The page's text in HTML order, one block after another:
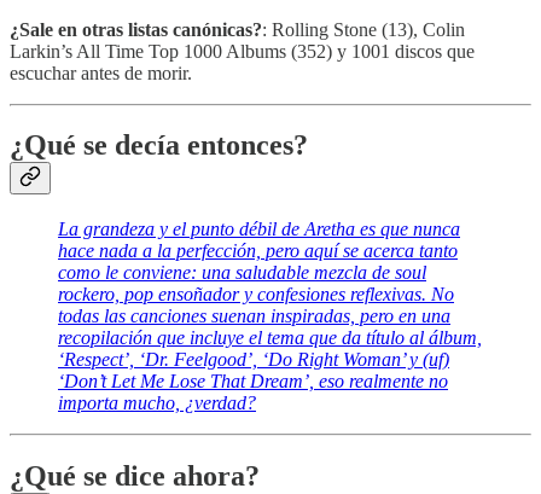
¿Sale en otras listas canónicas?: Rolling Stone (13), Colin
Larkin’s All Time Top 1000 Albums (352) y 1001 discos que
escuchar antes de morir.
¿Qué se decía entonces?
La grandeza y el punto débil de Aretha es que nunca
hace nada a la perfección, pero aquí se acerca tanto
como le conviene: una saludable mezcla de soul
rockero, pop ensoñador y confesiones reflexivas. No
todas las canciones suenan inspiradas, pero en una
recopilación que incluye el tema que da título al álbum,
‘Respect’, ‘Dr. Feelgood’, ‘Do Right Woman’ y (uf)
‘Don’t Let Me Lose That Dream’, eso realmente no
importa mucho, ¿verdad?
¿Qué se dice ahora?